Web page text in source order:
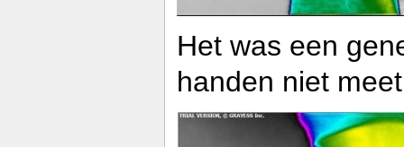
Het was een
handen niet